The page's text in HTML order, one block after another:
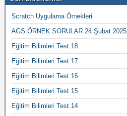
Scratch Uygulama Örnekleri
AGS ÖRNEK SORULAR 24 Şubat 2025
Eğitim Bilimleri Test 18
Eğitim Bilimleri Test 17
Eğitim Bilimleri Test 16
Eğitim Bilimleri Test 15
Eğitim Bilimleri Test 14